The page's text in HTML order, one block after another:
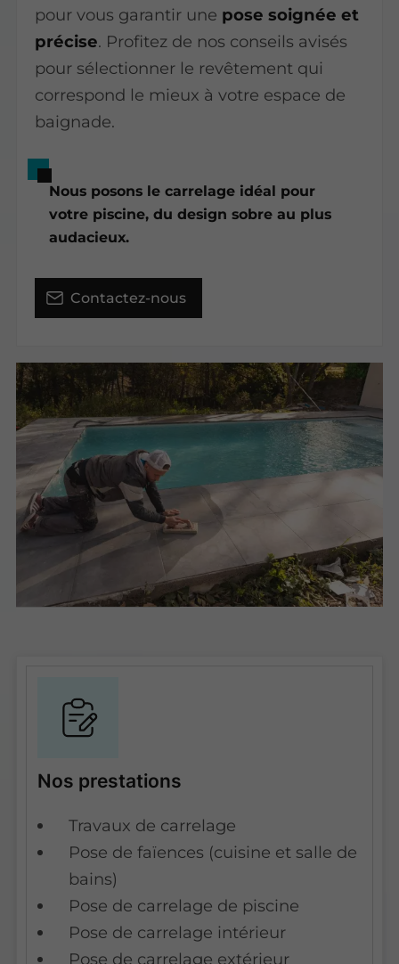
pour vous garantir une pose soignée et
précise. Profitez de nos conseils avisés
pour sélectionner le revêtement qui
correspond le mieux à votre espace de
baignade.
Nous posons le carrelage idéal pour
votre piscine, du design sobre au plus
audacieux.
Contactez-nous
Nos prestations
Travaux de carrelage
Pose de faïences (cuisine et salle de
bains)
Pose de carrelage de piscine
Pose de carrelage intérieur
Pose de carrelage extérieur